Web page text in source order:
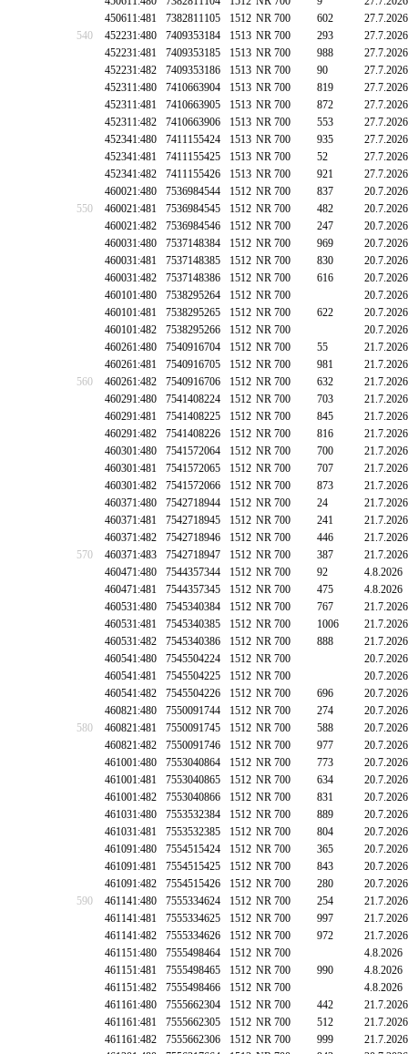
450611:481
7382811105 1512 NR 700 602
27.7.2026
540
452231:480 7409353184 1513 NR 700 293
27.7.2026
452231:481
7409353185 1513 NR 700 988
27.7.2026
452231:482
7409353186 1513 NR 700 90
27.7.2026
452311:480
7410663904 1513 NR 700 819
27.7.2026
452311:481
7410663905 1513 NR 700 872
27.7.2026
452311:482
7410663906 1513 NR 700 553
27.7.2026
452341:480
7411155424 1513 NR 700 935
27.7.2026
452341:481
7411155425 1513 NR 700 52
27.7.2026
452341:482
7411155426 1513 NR 700 921
27.7.2026
460021:480
7536984544 1512 NR 700 837
20.7.2026
550
460021:481 7536984545 1512 NR 700 482
20.7.2026
460021:482
7536984546 1512 NR 700 247
20.7.2026
460031:480
7537148384 1512 NR 700 969
20.7.2026
460031:481
7537148385 1512 NR 700 830
20.7.2026
460031:482
7537148386 1512 NR 700 616
20.7.2026
460101:480
7538295264 1512 NR 700
20.7.2026
460101:481
7538295265 1512 NR 700 622
20.7.2026
460101:482
7538295266 1512 NR 700
20.7.2026
460261:480
7540916704 1512 NR 700 55
21.7.2026
460261:481
7540916705 1512 NR 700 981
21.7.2026
560
460261:482 7540916706 1512 NR 700 632
21.7.2026
460291:480
7541408224 1512 NR 700 703
21.7.2026
460291:481
7541408225 1512 NR 700 845
21.7.2026
460291:482
7541408226 1512 NR 700 816
21.7.2026
460301:480
7541572064 1512 NR 700 700
21.7.2026
460301:481
7541572065 1512 NR 700 707
21.7.2026
460301:482
7541572066 1512 NR 700 873
21.7.2026
460371:480
7542718944 1512 NR 700 24
21.7.2026
460371:481
7542718945 1512 NR 700 241
21.7.2026
460371:482
7542718946 1512 NR 700 446
21.7.2026
570
460371:483 7542718947 1512 NR 700 387
21.7.2026
460471:480
7544357344 1512 NR 700 92
4.8.2026
460471:481
7544357345 1512 NR 700 475
4.8.2026
460531:480
7545340384 1512 NR 700 767
21.7.2026
460531:481
7545340385 1512 NR 700 1006
21.7.2026
460531:482
7545340386 1512 NR 700 888
21.7.2026
460541:480
7545504224 1512 NR 700
20.7.2026
460541:481
7545504225 1512 NR 700
20.7.2026
460541:482
7545504226 1512 NR 700 696
20.7.2026
460821:480
7550091744 1512 NR 700 274
20.7.2026
580
460821:481 7550091745 1512 NR 700 588
20.7.2026
460821:482
7550091746 1512 NR 700 977
20.7.2026
461001:480
7553040864 1512 NR 700 773
20.7.2026
461001:481
7553040865 1512 NR 700 634
20.7.2026
461001:482
7553040866 1512 NR 700 831
20.7.2026
461031:480
7553532384 1512 NR 700 889
20.7.2026
461031:481
7553532385 1512 NR 700 804
20.7.2026
461091:480
7554515424 1512 NR 700 365
20.7.2026
461091:481
7554515425 1512 NR 700 843
20.7.2026
461091:482
7554515426 1512 NR 700 280
20.7.2026
590
461141:480 7555334624 1512 NR 700 254
21.7.2026
461141:481
7555334625 1512 NR 700 997
21.7.2026
461141:482
7555334626 1512 NR 700 972
21.7.2026
461151:480
7555498464 1512 NR 700
4.8.2026
461151:481
7555498465 1512 NR 700 990
4.8.2026
461151:482
7555498466 1512 NR 700
4.8.2026
461161:480
7555662304 1512 NR 700 442
21.7.2026
461161:481
7555662305 1512 NR 700 512
21.7.2026
461161:482
7555662306 1512 NR 700 999
21.7.2026